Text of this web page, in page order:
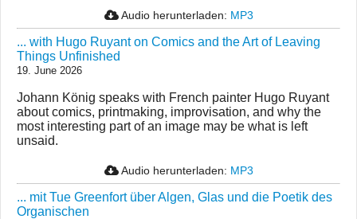
Audio herunterladen: MP3
... with Hugo Ruyant on Comics and the Art of Leaving
Things Unfinished
19. June 2026
Johann König speaks with French painter Hugo Ruyant
about comics, printmaking, improvisation, and why the
most interesting part of an image may be what is left
unsaid.
Audio herunterladen: MP3
... mit Tue Greenfort über Algen, Glas und die Poetik des
Organischen